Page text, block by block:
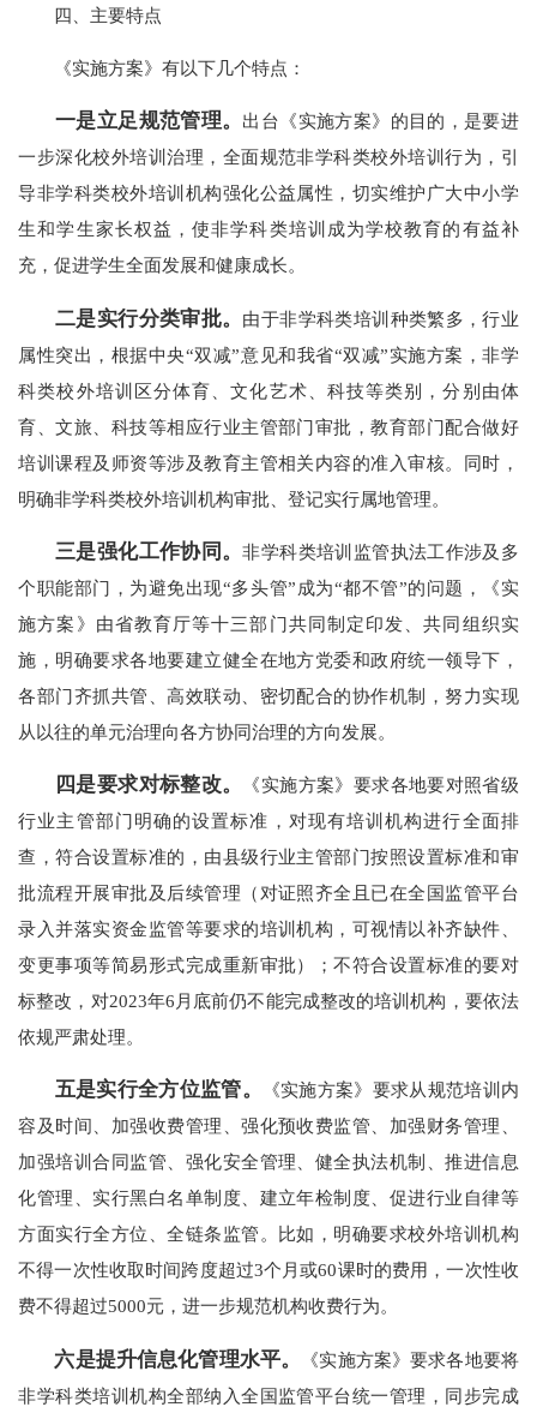
四、主要特点
《实施方案》有以下几个特点：
一是立足规范管理。 出台《实施方案》的目的，是要进
一步深化校外培训治理，全面规范非学科类校外培训行为，引
导非学科类校外培训机构强化公益属性，切实维护广大中小学
生和学生家长权益，使非学科类培训成为学校教育的有益补
充，促进学生全面发展和健康成长。
二是实行分类审批。 由于非学科类培训种类繁多，行业
属性突出，根据中央“双减”意见和我省“双减”实施方案，非学
科类校外培训区分体育、文化艺术、科技等类别，分别由体
育、文旅、科技等相应行业主管部门审批，教育部门配合做好
培训课程及师资等涉及教育主管相关内容的准入审核。同时，
明确非学科类校外培训机构审批、登记实行属地管理。
三是强化工作协同。非学科类培训监管执法工作涉及多
个职能部门，为避免出现“多头管”成为“都不管”的问题，《实
施方案》由省教育厅等十三部门共同制定印发、共同组织实
施，明确要求各地要建立健全在地方党委和政府统一领导下，
各部门齐抓共管、高效联动、密切配合的协作机制，努力实现
从以往的单元治理向各方协同治理的方向发展。
四是要求对标整改。
《实施方案》要求各地要对照省级
行业主管部门明确的设置标准，对现有培训机构进行全面排
查，符合设置标准的，由县级行业主管部门按照设置标准和审
批流程开展审批及后续管理（对证照齐全且已在全国监管平台
录入并落实资金监管等要求的培训机构，可视情以补齐缺件、
变更事项等简易形式完成重新审批）；不符合设置标准的要对
标整改，对2023年6月底前仍不能完成整改的培训机构，要依法
依规严肃处理。
五是实行全方位监管。
《实施方案》要求从规范培训内
容及时间、加强收费管理、强化预收费监管、加强财务管理、
加强培训合同监管、强化安全管理、健全执法机制、推进信息
化管理、实行黑白名单制度、建立年检制度、促进行业自律等
方面实行全方位、全链条监管。比如，明确要求校外培训机构
不得一次性收取时间跨度超过3个月或60课时的费用，一次性收
费不得超过5000元，进一步规范机构收费行为。
六是提升信息化管理水平。
《实施方案》要求各地要将
非学科类培训机构全部纳入全国监管平台统一管理，同步完成